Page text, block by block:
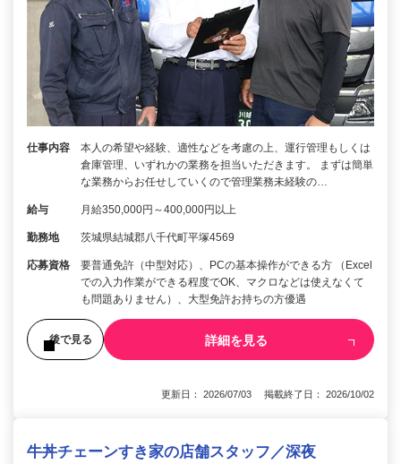
仕事内容
本人の希望や経験、適性などを考慮の上、運行管理もしくは
倉庫管理、いずれかの業務を担当いただきます。 まずは簡単
な業務からお任せしていくので管理業務未経験の…
給与 月給350,000円～400,000円以上
勤務地 茨城県結城郡八千代町平塚4569
応募資格
要普通免許（中型対応）、PCの基本操作ができる方 （Excel
での入力作業ができる程度でOK、マクロなどは使えなくて
も問題ありません）、大型免許お持ちの方優遇
後で見る 詳細を見る
更新日： 2026/07/03 掲載終了日： 2026/10/02
牛丼チェーンすき家の店舗スタッフ／深夜